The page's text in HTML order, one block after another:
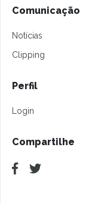
Comunicação
Notícias
Clipping
Perfil
Login
Compartilhe